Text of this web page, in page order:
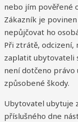
nebo jím pověřené
Zákazník je
nepůjčovat ho
Při ztrátě, odcizení,
zaplatit ubytovateli
není dotčeno právo
způsobené škody.
Ubytovatel ubytuje
příslušného dne